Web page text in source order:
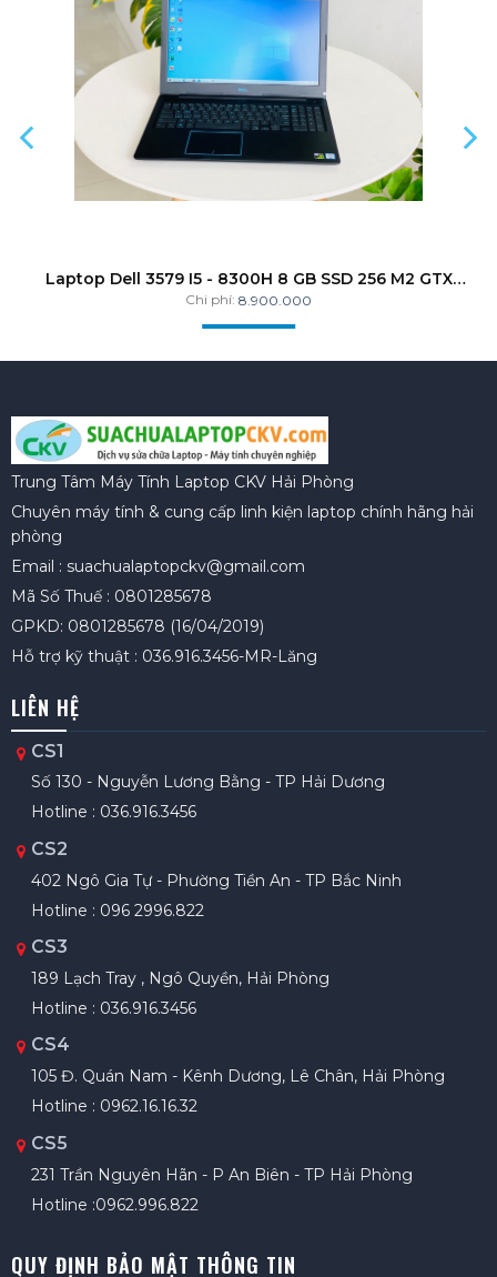
Laptop Dell 3579 I5 - 8300H 8 GB SSD 256 M2 GTX
1050 15.6 Inche - FHD
Chi phí: 8.900.000
Trung Tâm Máy Tính Laptop CKV Hải Phòng
Chuyên máy tính & cung cấp linh kiện laptop chính hãng hải
phòng
Email : suachualaptopckv@gmail.com
Mã Số Thuế : 0801285678
GPKD: 0801285678 (16/04/2019)
Hỗ trợ kỹ thuật : 036.916.3456-MR-Lăng
LIÊN HỆ
CS1
Số 130 - Nguyễn Lương Bằng - TP Hải Dương
Hotline : 036.916.3456
CS2
402 Ngô Gia Tự - Phường Tiền An - TP Bắc Ninh
Hotline : 096 2996.822
CS3
189 Lạch Tray , Ngô Quyền, Hải Phòng
Hotline : 036.916.3456
CS4
105 Đ. Quán Nam - Kênh Dương, Lê Chân, Hải Phòng
Hotline : 0962.16.16.32
CS5
231 Trần Nguyên Hãn - P An Biên - TP Hải Phòng
Hotline :0962.996.822
QUY ĐỊNH BẢO MẬT THÔNG TIN